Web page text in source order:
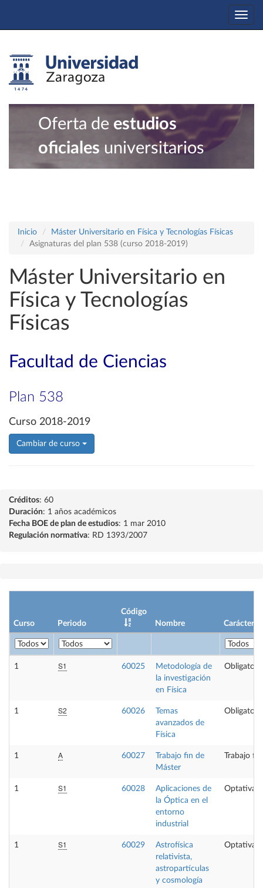
Oferta de estudios
oficiales universitarios
Inicio
Máster Universitario en Física y Tecnologías Físicas
Asignaturas del plan 538 (curso 2018-2019)
Máster Universitario en
Física y Tecnologías
Físicas
Facultad de Ciencias
Plan 538
Curso 2018-2019
Cambiar de curso
Créditos: 60
Duración: 1 años académicos
Fecha BOE de plan de estudios: 1 mar 2010
Regulación normativa: RD 1393/2007
Curso Periodo
Código
Nombre
Carácter
1 S1 60025
Metodología de
la investigación
en Física
Obligatoria
1 S2 60026
Temas
avanzados de
Física
Obligatoria
1 A 60027
Trabajo fin de
Máster
Trabajo
1 S1 60028
Aplicaciones de
la Óptica en el
entorno
industrial
Optativa
1 S1 60029
Astrofísica
relativista,
astropartículas
y cosmología
Optativa